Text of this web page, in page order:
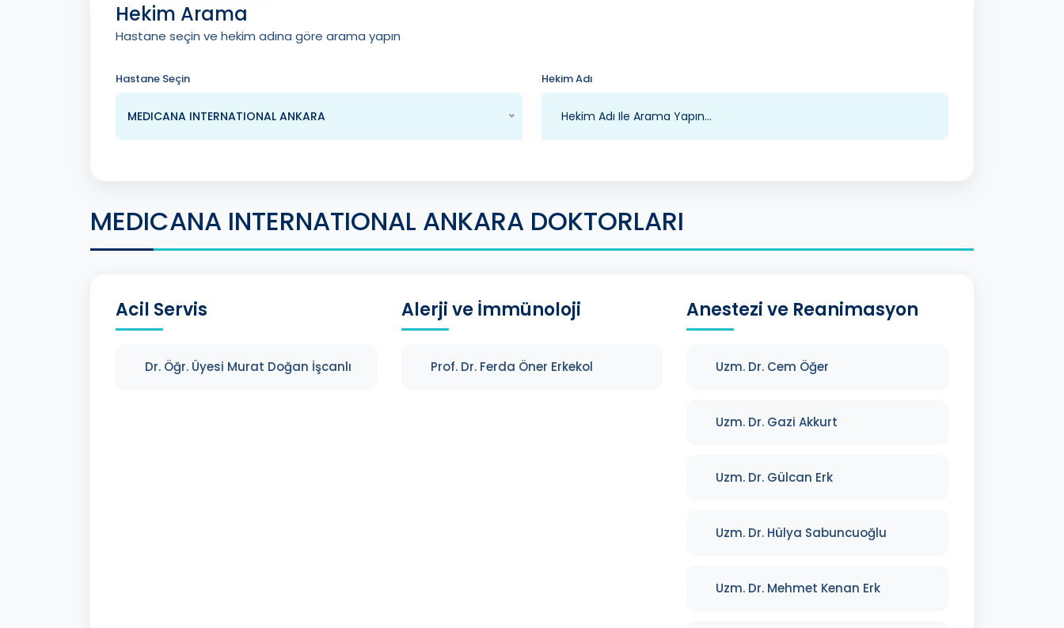
Hekim Arama
Hastane seçin ve hekim adına göre arama yapın
Hastane Seçin
MEDICANA INTERNATIONAL ANKARA
Hekim Adı
MEDICANA INTERNATIONAL ANKARA DOKTORLARI
Acil Servis
Dr. Öğr. Üyesi Murat Doğan İşcanlı
Alerji ve İmmünoloji
Prof. Dr. Ferda Öner Erkekol
Anestezi ve Reanimasyon
Uzm. Dr. Cem Öğer
Uzm. Dr. Gazi Akkurt
Uzm. Dr. Gülcan Erk
Uzm. Dr. Hülya Sabuncuoğlu
Uzm. Dr. Mehmet Kenan Erk